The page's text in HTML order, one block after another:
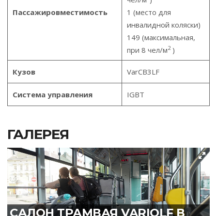
Пассажировместимость
1 (место для
инвалидной коляски)
149 (максимальная,
при 8 чел/м2)
Кузов VarCB3LF
Система управления IGBT
ГАЛЕРЕЯ
САЛОН ТРАМВАЯ VARIOLF В